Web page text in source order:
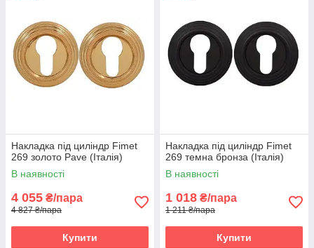
Накладка під циліндр Fimet
269 золото Pave (Італія)
В наявності
4 055 ₴/пара
4 827 ₴/пара
Купити
Накладка під циліндр Fimet
269 темна бронза (Італія)
В наявності
1 018 ₴/пара
1 211 ₴/пара
Купити